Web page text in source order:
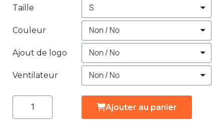
Taille
Couleur
Ajout de logo
Ventilateur
Ajouter au panier